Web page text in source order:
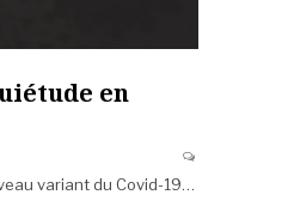
en
variant du Covid-19…